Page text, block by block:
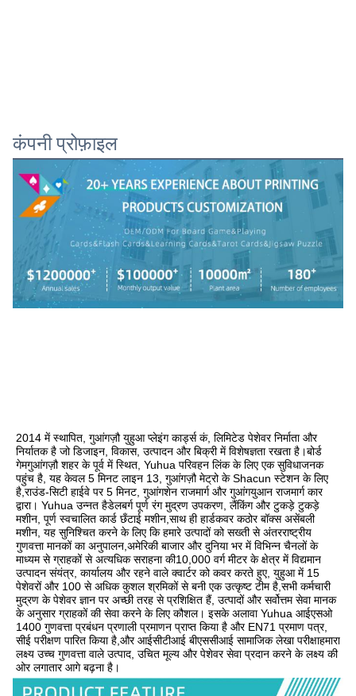
कंपनी प्रोफ़ाइल
2014 में स्थापित, गुआंगज़ौ युहुआ प्लेइंग कार्ड्स कं, लिमिटेड पेशेवर निर्माता और
निर्यातक है जो डिजाइन, विकास, उत्पादन और बिक्री में विशेषज्ञता रखता है।बोर्ड
गेमगुआंगज़ौ शहर के पूर्व में स्थित, Yuhua परिवहन लिंक के लिए एक सुविधाजनक
पहुंच है, यह केवल 5 मिनट लाइन 13, गुआंगज़ौ मेट्रो के Shacun स्टेशन के लिए
है,राउंड-सिटी हाईवे पर 5 मिनट, गुआंगशेन राजमार्ग और गुआंगयुआन राजमार्ग कार
द्वारा। Yuhua उन्नत हैडेलबर्ग पूर्ण रंग मुद्रण उपकरण, लैंकिंग और टुकड़े टुकड़े
मशीन, पूर्ण स्वचालित कार्ड छँटाई मशीन,साथ ही हार्डकवर कठोर बॉक्स असेंबली
मशीन, यह सुनिश्चित करने के लिए कि हमारे उत्पादों को सख्ती से अंतरराष्ट्रीय
गुणवत्ता मानकों का अनुपालन,अमेरिकी बाजार और दुनिया भर में विभिन्न चैनलों के
माध्यम से ग्राहकों से अत्यधिक सराहना की10,000 वर्ग मीटर के क्षेत्र में विद्यमान
उत्पादन संयंत्र, कार्यालय और रहने वाले क्वार्टर को कवर करते हुए, युहुआ में 15
पेशेवरों और 100 से अधिक कुशल श्रमिकों से बनी एक उत्कृष्ट टीम है,सभी कर्मचारी
मुद्रण के पेशेवर ज्ञान पर अच्छी तरह से प्रशिक्षित हैं, उत्पादों और सर्वोत्तम सेवा मानक
के अनुसार ग्राहकों की सेवा करने के लिए कौशल। इसके अलावा Yuhua आईएसओ
1400 गुणवत्ता प्रबंधन प्रणाली प्रमाणन प्राप्त किया है और EN71 प्रमाण पत्र,
सीई परीक्षण पारित किया है,और आईसीटीआई बीएससीआई सामाजिक लेखा परीक्षाहमारा
लक्ष्य उच्च गुणवत्ता वाले उत्पाद, उचित मूल्य और पेशेवर सेवा प्रदान करने के लक्ष्य की
ओर लगातार आगे बढ़ना है।